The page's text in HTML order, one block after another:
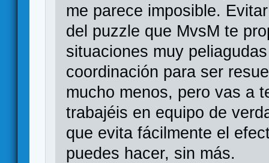
me parece imposible.
del puzzle que MvsM te
situaciones muy
coordinación para ser
mucho menos, pero vas a
trabajéis en equipo de
que evita fácilmente el
puedes hacer, sin más.